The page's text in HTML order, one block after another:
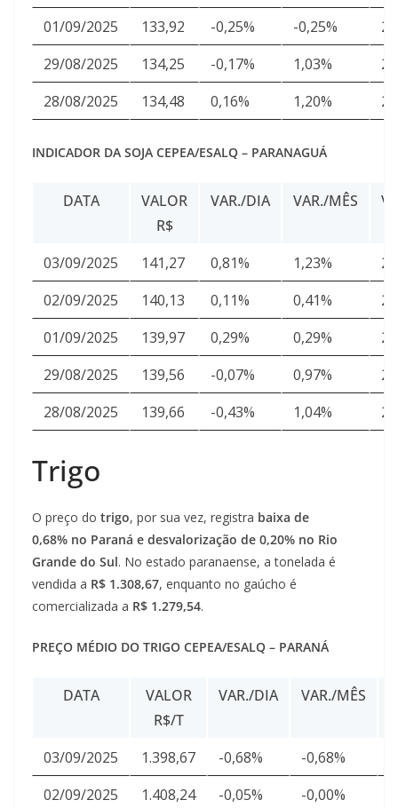
01/09/2025
133,92 -0,25% -0,25%
29/08/2025
134,25 -0,17% 1,03%
28/08/2025
134,48 0,16% 1,20%
INDICADOR DA SOJA CEPEA/ESALQ – PARANAGUÁ
DATA
VALOR
R$
VAR./DIA VAR./MÊS
03/09/2025
141,27 0,81% 1,23%
02/09/2025
140,13 0,11% 0,41%
01/09/2025
139,97 0,29% 0,29%
29/08/2025
139,56 -0,07% 0,97%
28/08/2025
139,66 -0,43% 1,04%
Trigo
O preço do trigo, por sua vez, registra baixa de
0,68% no Paraná e desvalorização de 0,20% no Rio
Grande do Sul. No estado paranaense, a tonelada é
vendida a R$ 1.308,67, enquanto no gaúcho é
comercializada a R$ 1.279,54.
PREÇO MÉDIO DO TRIGO CEPEA/ESALQ – PARANÁ
DATA
VALOR
R$/T
VAR./DIA VAR./MÊS
03/09/2025
1.398,67 -0,68% -0,68%
02/09/2025
1.408,24 -0,05% -0,00%